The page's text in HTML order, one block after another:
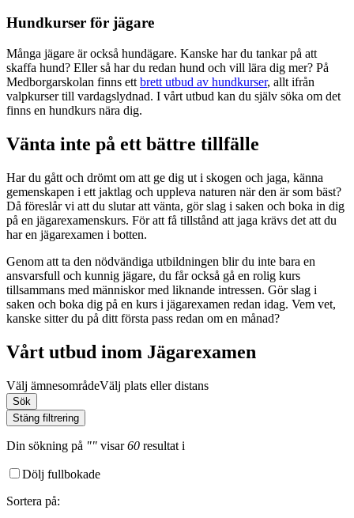
Hundkurser för jägare
Många jägare är också hundägare. Kanske har du tankar på att
skaffa hund? Eller så har du redan hund och vill lära dig mer? På
Medborgarskolan finns ett brett utbud av hundkurser, allt ifrån
valpkurser till vardagslydnad. I vårt utbud kan du själv söka om det
finns en hundkurs nära dig.
Vänta inte på ett bättre tillfälle
Har du gått och drömt om att ge dig ut i skogen och jaga, känna
gemenskapen i ett jaktlag och uppleva naturen när den är som bäst?
Då föreslår vi att du slutar att vänta, gör slag i saken och boka in dig
på en jägarexamenskurs. För att få tillstånd att jaga krävs det att du
har en jägarexamen i botten.
Genom att ta den nödvändiga utbildningen blir du inte bara en
ansvarsfull och kunnig jägare, du får också gå en rolig kurs
tillsammans med människor med liknande intressen. Gör slag i
saken och boka dig på en kurs i jägarexamen redan idag. Vem vet,
kanske sitter du på ditt första pass redan om en månad?
Vårt utbud inom Jägarexamen
Välj ämnesområdeVälj plats eller distans
Sök
Stäng filtrering
Din sökning på "" visar60 resultat i
Dölj fullbokade
Sortera på: